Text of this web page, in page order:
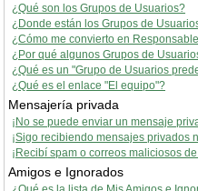
¿Qué son los Grupos de Usuarios?
¿Donde están los Grupos de
¿Cómo me convierto en
¿Por qué algunos Grupos de
¿Qué es un "Grupo de Usuarios
¿Qué es el enlace "El equipo"?
Mensajería privada
¡No se puede enviar un mensaje
¡Sigo recibiendo mensajes privados
¡Recibí spam o correos maliciosos
Amigos e Ignorados